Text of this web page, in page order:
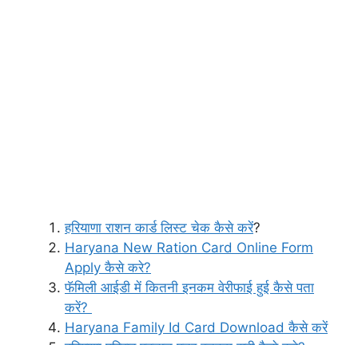
हरियाणा राशन कार्ड लिस्ट चेक कैसे करें?
Haryana New Ration Card Online Form
Apply कैसे करे?
फॅमिली आईडी में कितनी इनकम वेरीफाई हुई कैसे पता
करें?
Haryana Family Id Card Download कैसे करें